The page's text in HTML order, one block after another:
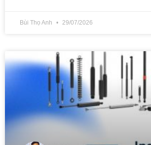
Bùi Thọ Anh 29/07/2026